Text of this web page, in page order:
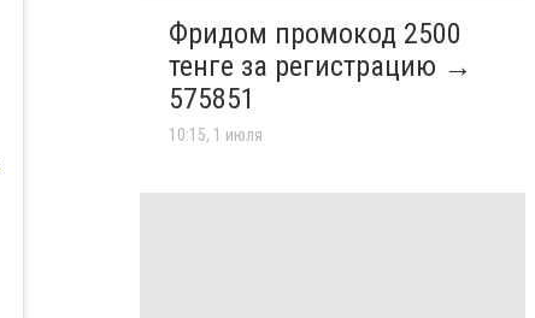
Фридом промокод 2500
тенге за регистрацию →
575851
10:15, 1 июля